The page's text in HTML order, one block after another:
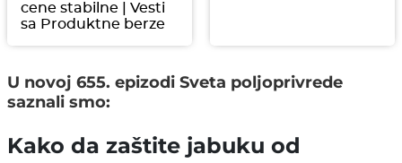
cene stabilne | Vesti
sa Produktne berze
U novoj 655. epizodi Sveta poljoprivrede
saznali smo:
Kako da zaštite jabuku od